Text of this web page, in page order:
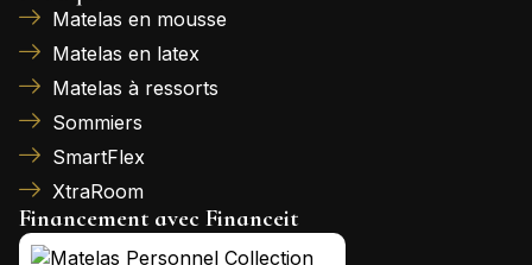
Matelas en mousse
Matelas en latex
Matelas à ressorts
Sommiers
SmartFlex
XtraRoom
Financement avec Financeit